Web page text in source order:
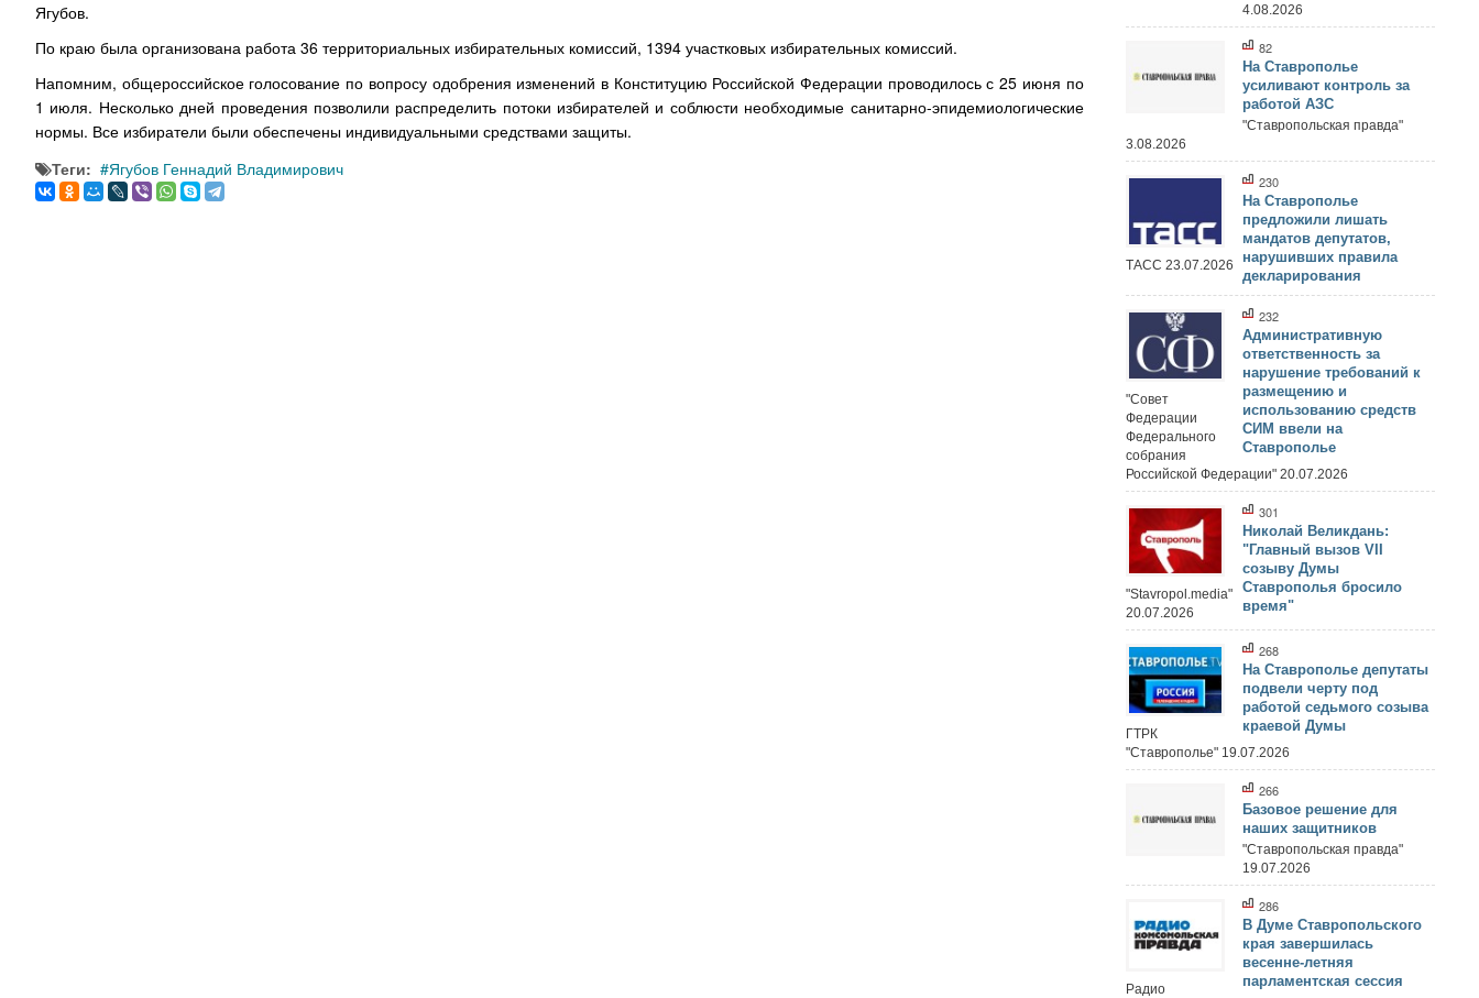
Ягубов.
По краю была организована работа 36 территориальных избирательных комиссий, 1394 участковых избирательных комиссий.
Напомним, общероссийское голосование по вопросу одобрения изменений в Конституцию Российской Федерации проводилось с 25 июня по
1 июля. Несколько дней проведения позволили распределить потоки избирателей и соблюсти необходимые санитарно-эпидемиологические
нормы. Все избиратели были обеспечены индивидуальными средствами защиты.
Теги:
Ягубов Геннадий Владимирович
4.08.2026
82
На Ставрополье
усиливают контроль за
работой АЗС
"Ставропольская правда"
3.08.2026
230
На Ставрополье
предложили лишать
мандатов депутатов,
нарушивших правила
декларирования
ТАСС 23.07.2026
232
Административную
ответственность за
нарушение требований к
размещению и
использованию средств
СИМ ввели на
Ставрополье
"Совет
Федерации
Федерального
собрания
Российской Федерации" 20.07.2026
301
Николай Великдань:
"Главный вызов VII
созыву Думы
Ставрополья бросило
время"
"Stavropol.media"
20.07.2026
268
На Ставрополье депутаты
подвели черту под
работой седьмого созыва
краевой Думы
ГТРК
"Ставрополье" 19.07.2026
266
Базовое решение для
наших защитников
"Ставропольская правда"
19.07.2026
286
В Думе Ставропольского
края завершилась
весенне-летняя
парламентская сессия
Радио